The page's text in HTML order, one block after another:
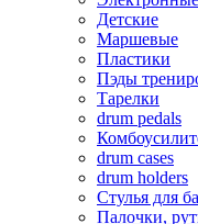
Детские
Маршевые
Пластики
Пэды
Тарелки
drum pedals
drum cases
drum holders
Стулья для
Палочки,